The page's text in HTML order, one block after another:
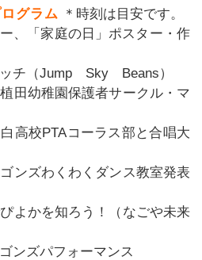
グラム ＊時刻は目安です。
、「家庭の日」ポスター・作
チ（Jump Sky Beans）
田幼稚園保護者サークル・マ
高校PTAコーラス部と合唱大
ンズわくわくダンス教室発表
よかを知ろう！（なごや未来
ンズパフォーマンス